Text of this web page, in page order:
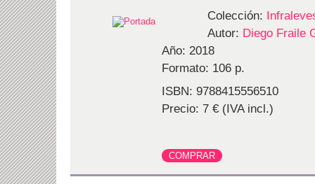
Colección:
Autor: Diego Fraile
Año: 2018
Formato: 106 p.
ISBN: 9788415556510
Precio: 7 € (IVA incl.)